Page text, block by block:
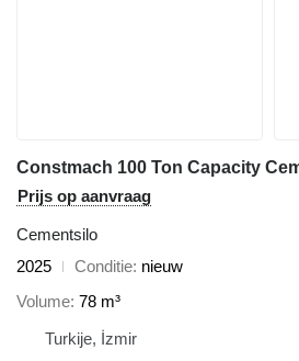
Constmach 100 Ton Capacity
Prijs op aanvraag
Cementsilo
2025
Conditie nieuw
Volume 78 m³
Turkije, İzmir